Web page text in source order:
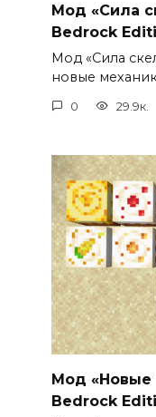
Мод «Сила
Bedrock
Мод «Сила
новые
0 29.9к.
Мод «Новые
Bedrock